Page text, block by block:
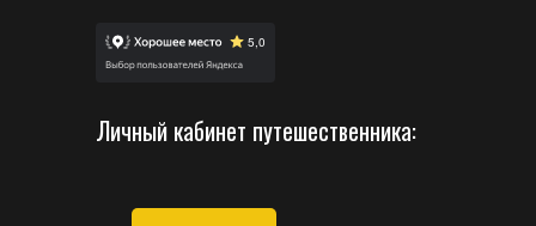
Личный кабинет путешественника: